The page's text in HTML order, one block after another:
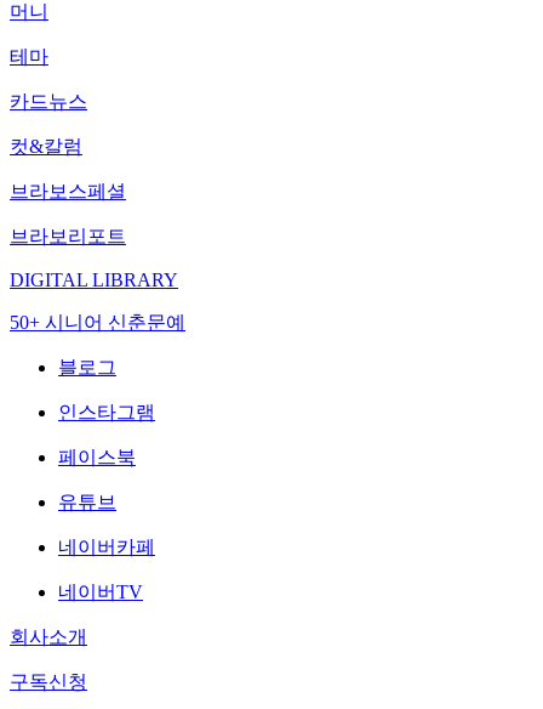
머니
테마
카드뉴스
컷&칼럼
브라보스페셜
브라보리포트
DIGITAL LIBRARY
50+ 시니어 신춘문예
블로그
인스타그램
페이스북
유튜브
네이버카페
네이버TV
회사소개
구독신청